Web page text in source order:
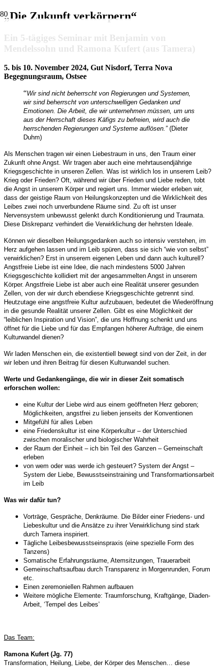
„Die Zukunft verkörpern“
Ein 5-tägiges Seminar mit Benjamin von
Mendelssohn und Ramona Kufert (aus Tamera)
5. bis 10. November 2024, Gut Nisdorf, Terra Nova
Begegnungsraum, Ostsee
“Wir sind nicht beherrscht von Regierungen und Systemen,
wir sind beherrscht von unterschwelligen Gedanken und
Emotionen. Die Arbeit, die wir unternehmen müssen, um uns
aus der Herrschaft dieses Käfigs zu befreien, wird auch die
herrschenden Regierungen und Systeme auflösen.” (Dieter
Duhm)
Als Menschen tragen wir einen Liebestraum in uns, den Traum einer
Zukunft ohne Angst. Wir tragen aber auch eine mehrtausendjährige
Kriegsgeschichte in unseren Zellen. Was ist wirklich los in unserem Leib?
Krieg oder Frieden? Oft, während wir über Frieden und Liebe reden, tobt
die Angst in unserem Körper und regiert uns. Immer wieder erleben wir,
dass der geistige Raum von Heilungskonzepten und die Wirklichkeit des
Leibes zwei noch unverbundene Räume sind. Zu oft ist unser
Nervensystem unbewusst gelenkt durch Konditionierung und Traumata.
Diese Diskrepanz verhindert die Verwirklichung der hehrsten Ideale.
Können wir dieselben Heilungsgedanken auch so intensiv verstehen, im
Herz aufgehen lassen und im Leib spüren, dass sie sich “wie von selbst”
verwirklichen? Erst in unserem eigenen Leben und dann auch kulturell?
Angstfreie Liebe ist eine Idee, die nach mindestens 5000 Jahren
Kriegsgeschichte kollidiert mit der angesammelten Angst in unserem
Körper. Angstfreie Liebe ist aber auch eine Realität unserer gesunden
Zellen, von der wir durch ebendiese Kriegsgeschichte getrennt sind.
Heutzutage eine angstfreie Kultur aufzubauen, bedeutet die Wiederöffnung
in die gesunde Realität unserer Zellen. Gibt es eine Möglichkeit der
“leiblichen Inspiration und Vision”, die uns Hoffnung schenkt und uns
öffnet für die Liebe und für das Empfangen höherer Aufträge, die einem
Kulturwandel dienen?
Wir laden Menschen ein, die existentiell bewegt sind von der Zeit, in der
wir leben und ihren Beitrag für diesen Kulturwandel suchen.
Werte und Gedankengänge, die wir in dieser Zeit somatisch
erforschen wollen:
eine Kultur der Liebe wird aus einem geöffneten Herz geboren;
Möglichkeiten, angstfrei zu lieben jenseits der Konventionen
Mitgefühl für alles Leben
eine Friedenskultur ist eine Körperkultur – der Unterschied
zwischen moralischer und biologischer Wahrheit
der Raum der Einheit – ich bin Teil des Ganzen – Gemeinschaft
erleben
von wem oder was werde ich gesteuert? System der Angst –
System der Liebe, Bewusstseinstraining und Transformartionsarbeit
im Leib
Was wir dafür tun?
Vorträge, Gespräche, Denkräume. Die Bilder einer Friedens- und
Liebeskultur und die Ansätze zu ihrer Verwirklichung sind stark
durch Tamera inspiriert.
Tägliche Leibesbewusstseinspraxis (eine spezielle Form des
Tanzens)
Somatische Erfahrungsräume, Atemsitzungen, Trauerarbeit
Gemeinschaftsaufbau durch Transparenz in Morgenrunden, Forum
etc.
Einen zeremoniellen Rahmen aufbauen
Weitere mögliche Elemente: Traumforschung, Kraftgänge, Diaden-
Arbeit, ‘Tempel des Leibes’
Das Team:
Ramona Kufert (Jg. 77)
Transformation, Heilung, Liebe, der Körper des Menschen… diese